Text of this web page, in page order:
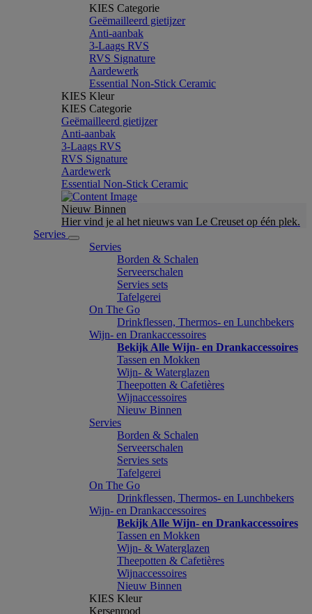
KIES Categorie
Geëmailleerd gietijzer
Anti-aanbak
3-Laags RVS
RVS Signature
Aardewerk
Essential Non-Stick Ceramic
KIES Kleur
KIES Categorie
Geëmailleerd gietijzer
Anti-aanbak
3-Laags RVS
RVS Signature
Aardewerk
Essential Non-Stick Ceramic
Nieuw Binnen
Hier vind je al het nieuws van Le Creuset op één plek.
Servies
Servies
Borden & Schalen
Serveerschalen
Servies sets
Tafelgerei
On The Go
Drinkflessen, Thermos- en Lunchbekers
Wijn- en Drankaccessoires
Bekijk Alle Wijn- en Drankaccessoires
Tassen en Mokken
Wijn- & Waterglazen
Theepotten & Cafetières
Wijnaccessoires
Nieuw Binnen
Servies
Borden & Schalen
Serveerschalen
Servies sets
Tafelgerei
On The Go
Drinkflessen, Thermos- en Lunchbekers
Wijn- en Drankaccessoires
Bekijk Alle Wijn- en Drankaccessoires
Tassen en Mokken
Wijn- & Waterglazen
Theepotten & Cafetières
Wijnaccessoires
Nieuw Binnen
KIES Kleur
Kersenrood